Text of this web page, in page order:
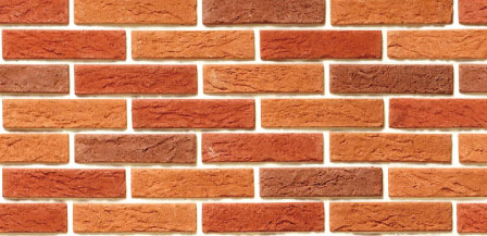
e. 查閲及修改資料
根據個人資料(私隱)條例，閣
的個人資料不時採取的政策及
可致函本公司客戶服務部，聯
客戶服務部
759阿信屋